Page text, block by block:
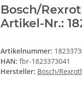
Bosch/
Artikel-Nr.:
Artikelnummer:
HAN: fbr-1823373041
Hersteller: Bosch/